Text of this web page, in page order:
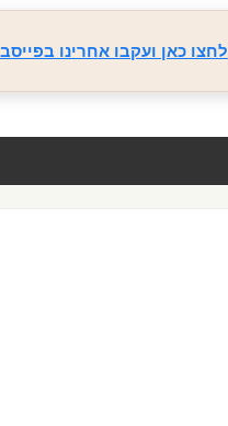
לחצו כאן ועקבו אחרינו